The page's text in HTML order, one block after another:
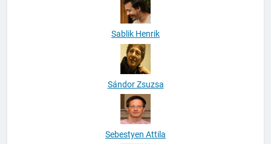
Sablik Henrik
Sándor Zsuzsa
Sebestyen Attila